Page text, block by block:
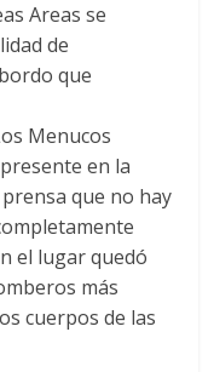
Areas se
de
que
Menucos
en la
que no hay
el lugar quedó
más
cuerpos de las